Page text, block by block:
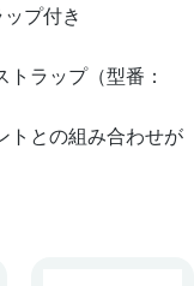
プ付き
ラップ（型番：
トとの組み合わせが